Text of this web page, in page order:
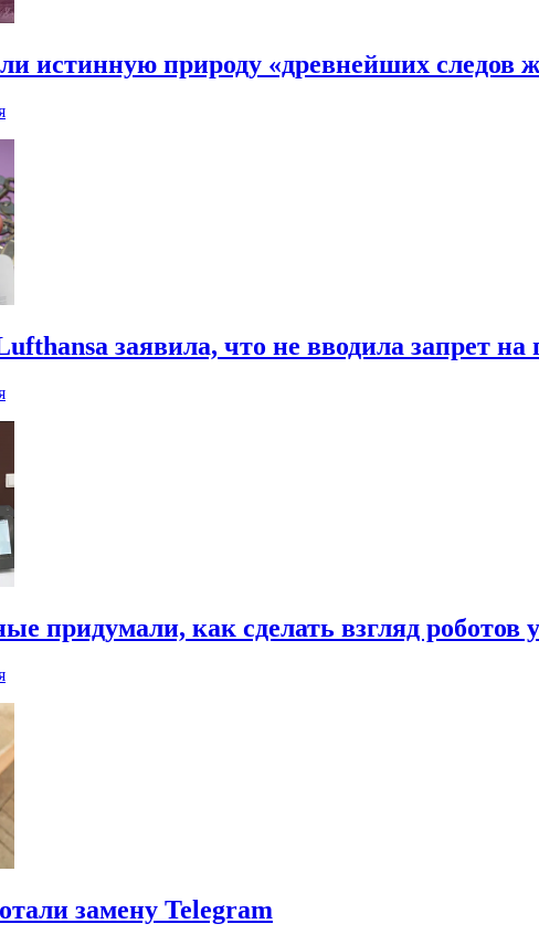
истинную природу «древнейших следов
заявила, что не вводила запрет
придумали, как сделать взгляд роботов
замену Telegram